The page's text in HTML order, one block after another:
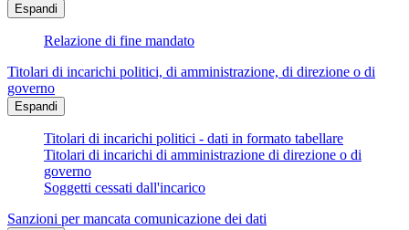
Espandi
Relazione di fine mandato
Titolari di incarichi politici, di amministrazione, di direzione o di
governo
Espandi
Titolari di incarichi politici - dati in formato tabellare
Titolari di incarichi di amministrazione di direzione o di
governo
Soggetti cessati dall'incarico
Sanzioni per mancata comunicazione dei dati